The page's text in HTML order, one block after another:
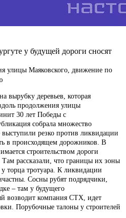
у будущей дороги сносят
улицы Маяковского, движение по
вырубку деревьев, которая
продолжения улицы
30 лет Победы с
собрала множество
резко против ликвидации
в происходящем дорожников. В
строительством дороги
Там рассказали, что границы их зоны
у торца тротуара. К ликвидации
Сосны рубят подрядчики,
– там у будущего
возводит компания СТХ, идет
Порубочные талоны у строителей